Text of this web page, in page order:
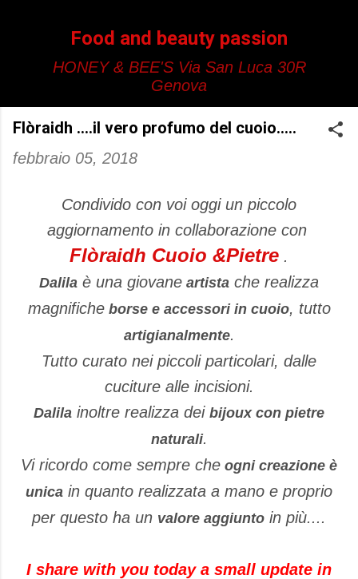
Food and beauty passion
HONEY & BEE'S Via San Luca 30R
Genova
Flòraidh ....il vero profumo del cuoio.....
febbraio 05, 2018
Condivido con voi oggi un piccolo
aggiornamento in collaborazione con
Flòraidh Cuoio &Pietre .
Dalila è una giovane artista che realizza
magnificheborse e accessori in cuoio, tutto
artigianalmente.
Tutto curato nei piccoli particolari, dalle
cuciture alle incisioni.
Dalila inoltre realizza dei bijoux con pietre
naturali.
Vi ricordo come sempre che ogni creazione è
unica in quanto realizzata a mano e proprio
per questo ha un valore aggiunto in più....
I share with you today a small update in